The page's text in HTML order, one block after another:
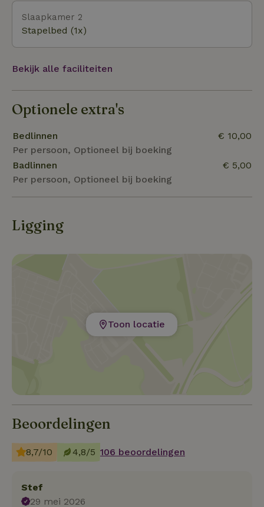
Hanzesteden in het coulisse- en rivierenlandschap
nodigt uit om van alles met elkaar te ondernemen.
In Vorden is er ook een VVV. Op loopafstand is de
biodynamisch zorgboerderij Urtica De Vijfsprong te
bereiken. Daar kan men alles kopen om de
voorraadkast te vullen met gezond en vitaal voedsel.
Slaapkamer 2
Stapelbed (1x)
Bekijk alle faciliteiten
Optionele extra's
Bedlinnen
Per persoon, Optioneel bij boeking
€ 10,00
Badlinnen
Per persoon, Optioneel bij boeking
€ 5,00
Ligging
Toon locatie
Beoordelingen
8,7/10 4,8/5 106 beoordelingen
Stef
29 mei 2026